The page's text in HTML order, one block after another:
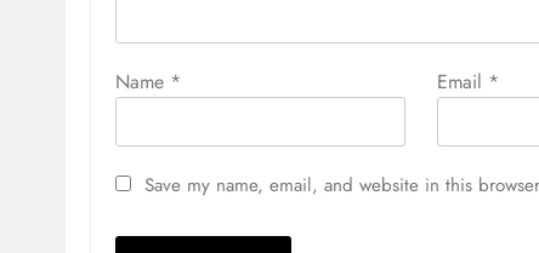
Name * Email *
Save my name, email, and website in this